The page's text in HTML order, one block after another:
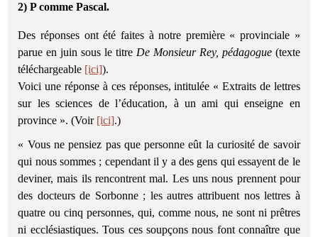
2) P comme Pascal.
Des réponses ont été faites à notre première « provinciale »
parue en juin sous le titre De Monsieur Rey, pédagogue(texte
téléchargeable [ici]).
Voici une réponse à ces réponses, intitulée « Extraits de lettres
sur les sciences de l’éducation, à un ami qui enseigne en
province ». (Voir [ici].)
« Vous ne pensiez pas que personne eût la curiosité de savoir
qui nous sommes ; cependant il y a des gens qui essayent de le
deviner, mais ils rencontrent mal. Les uns nous prennent pour
des docteurs de Sorbonne ; les autres attribuent nos lettres à
quatre ou cinq personnes, qui, comme nous, ne sont ni prêtres
ni ecclésiastiques. Tous ces soupçons nous font connaître que